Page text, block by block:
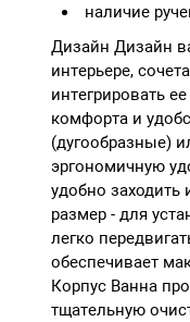
наличие
Дизайн Дизайн
интерьере,
интегрировать
комфорта и
(дугообразные)
эргономичную
удобно
размер - для
легко
обеспечивает
Корпус Ванна
тщательную